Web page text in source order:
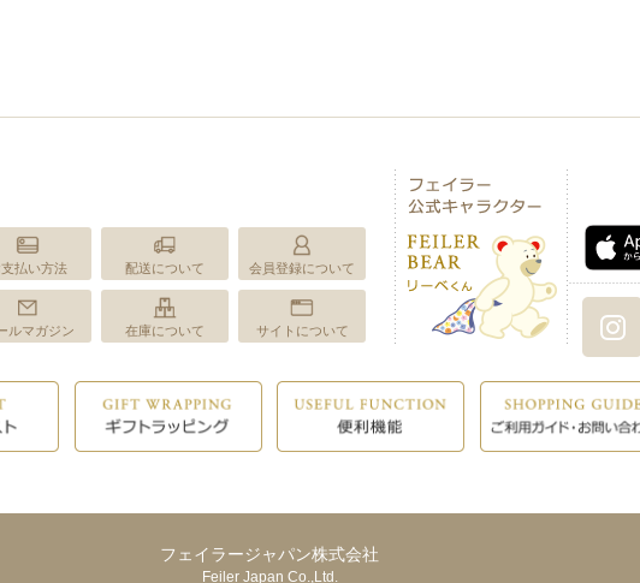
支払い方法 配送について 会員登録について
ルマガジン 在庫について サイトについて
フェイラージャパン株式会社
Feiler Japan Co.,Ltd.